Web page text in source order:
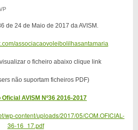
de 24 de Maio de 2017 da AVISM.
associacaovoleibolilhasantamaria
o ficheiro abaixo clique link
não suportam ficheiros PDF)
AVISM Nº36 2016-2017
wp-content/uploads/2017/05/COM.OFICIAL-
36-16_17.pdf